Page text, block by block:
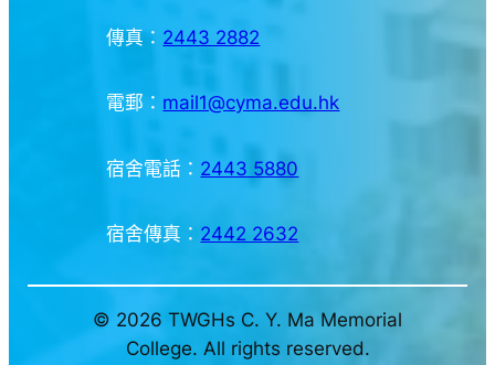
傳真： 2443 2882
電郵： mail1@cyma.edu.hk
宿舍電話： 2443 5880
宿舍傳真： 2442 2632
© 2026 TWGHs C. Y. Ma Memorial
College. All rights reserved.